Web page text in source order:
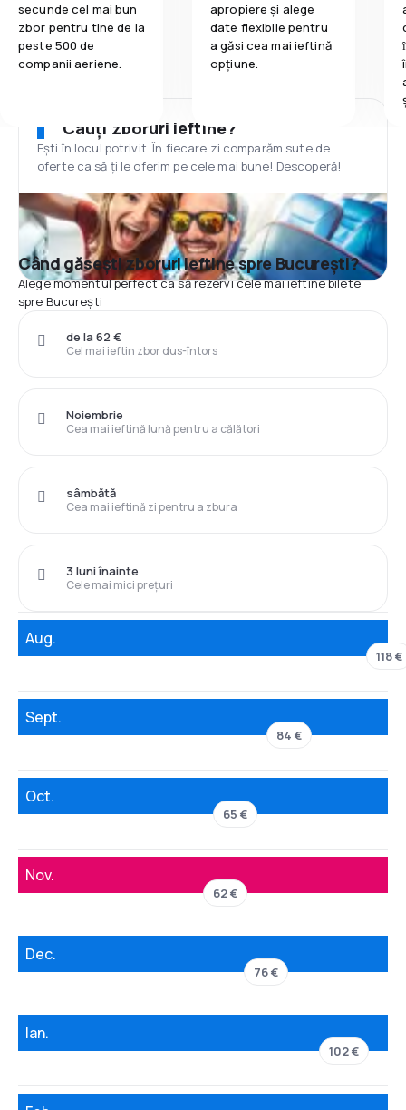
secunde cel mai bun
zbor pentru tine de la
peste 500 de
companii aeriene.
apropiere și alege
date flexibile pentru
a găsi cea mai ieftină
opțiune.
Cauți zboruri ieftine?
Ești în locul potrivit. În fiecare zi comparăm sute de
oferte ca să ți le oferim pe cele mai bune! Descoperă!
Când găsești zboruri ieftine spre București?
Alege momentul perfect ca să rezervi cele mai ieftine bilete
spre București
Cel mai ieftin zbor dus-întors
de la 62 €
Cea mai ieftină lună pentru a călători
Noiembrie
Cea mai ieftină zi pentru a zbura
sâmbătă
Cele mai mici prețuri
3 luni înainte
Aug.
118 €
Sept.
84 €
Oct.
65 €
Nov.
62 €
Dec.
76 €
Ian.
102 €